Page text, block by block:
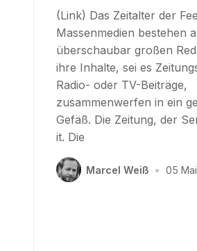
(Link) Das Zeitalter der
Massenmedien bestehen
überschaubar großen
ihre Inhalte, sei es
Radio- oder TV-Beiträge,
zusammenwerfen in ein
Gefäß. Die Zeitung, der
it. Die
Marcel Weiß • 05